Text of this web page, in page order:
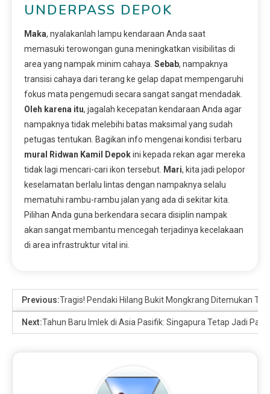
UNDERPASS DEPOK
Maka, nyalakanlah lampu kendaraan Anda saat
memasuki terowongan guna meningkatkan visibilitas di
area yang nampak minim cahaya. Sebab, nampaknya
transisi cahaya dari terang ke gelap dapat mempengaruhi
fokus mata pengemudi secara sangat sangat mendadak.
Oleh karena itu, jagalah kecepatan kendaraan Anda agar
nampaknya tidak melebihi batas maksimal yang sudah
petugas tentukan. Bagikan info mengenai kondisi terbaru
mural Ridwan Kamil Depokini kepada rekan agar mereka
tidak lagi mencari-cari ikon tersebut. Mari, kita jadi pelopor
keselamatan berlalu lintas dengan nampaknya selalu
mematuhi rambu-rambu jalan yang ada di sekitar kita.
Pilihan Anda guna berkendara secara disiplin nampak
akan sangat membantu mencegah terjadinya kecelakaan
di area infrastruktur vital ini.
Previous:Tragis! Pendaki Hilang Bukit Mongkrang Ditemukan
Next:Tahun Baru Imlek di Asia Pasifik: Singapura Tetap Jadi